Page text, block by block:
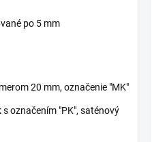
po 5 mm
20 mm, označenie "MK"
označením "PK", saténový